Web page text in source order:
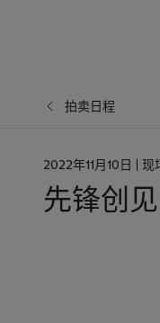
拍卖日程
日
2022年11月10日 | 现
先锋创